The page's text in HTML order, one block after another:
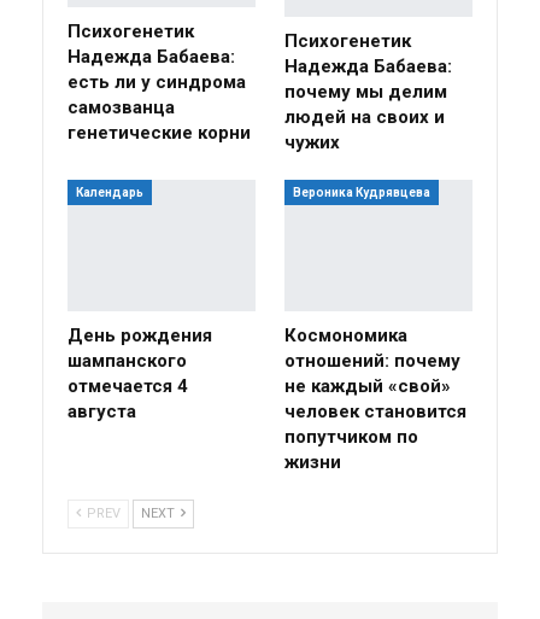
Психогенетик
Надежда Бабаева:
есть ли у синдрома
самозванца
генетические корни
Психогенетик
Надежда Бабаева:
почему мы делим
людей на своих и
чужих
Календарь
День рождения
шампанского
отмечается 4
августа
Вероника Кудрявцева
Космономика
отношений: почему
не каждый «свой»
человек становится
попутчиком по
жизни
PREV NEXT